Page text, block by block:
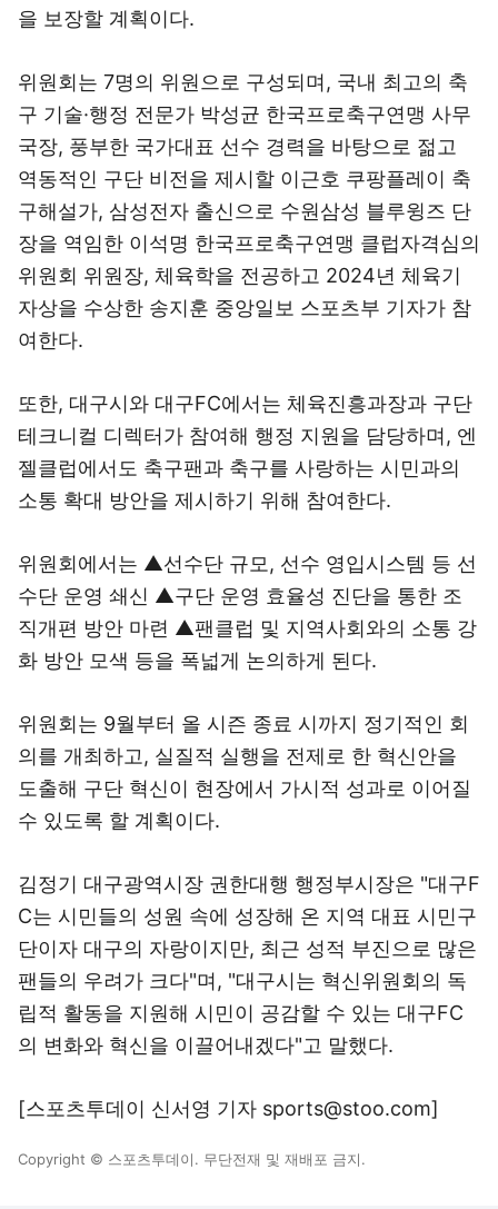
을 보장할 계획이다.
위원회는 7명의 위원으로 구성되며, 국내 최고의 축
구 기술·행정 전문가 박성균 한국프로축구연맹 사무
국장, 풍부한 국가대표 선수 경력을 바탕으로 젊고
역동적인 구단 비전을 제시할 이근호 쿠팡플레이 축
구해설가, 삼성전자 출신으로 수원삼성 블루윙즈 단
장을 역임한 이석명 한국프로축구연맹 클럽자격심의
위원회 위원장, 체육학을 전공하고 2024년 체육기
자상을 수상한 송지훈 중앙일보 스포츠부 기자가 참
여한다.
또한, 대구시와 대구FC에서는 체육진흥과장과 구단
테크니컬 디렉터가 참여해 행정 지원을 담당하며, 엔
젤클럽에서도 축구팬과 축구를 사랑하는 시민과의
소통 확대 방안을 제시하기 위해 참여한다.
위원회에서는 ▲선수단 규모, 선수 영입시스템 등 선
수단 운영 쇄신 ▲구단 운영 효율성 진단을 통한 조
직개편 방안 마련 ▲팬클럽 및 지역사회와의 소통 강
화 방안 모색 등을 폭넓게 논의하게 된다.
위원회는 9월부터 올 시즌 종료 시까지 정기적인 회
의를 개최하고, 실질적 실행을 전제로 한 혁신안을
도출해 구단 혁신이 현장에서 가시적 성과로 이어질
수 있도록 할 계획이다.
김정기 대구광역시장 권한대행 행정부시장은 "대구F
C는 시민들의 성원 속에 성장해 온 지역 대표 시민구
단이자 대구의 자랑이지만, 최근 성적 부진으로 많은
팬들의 우려가 크다"며, "대구시는 혁신위원회의 독
립적 활동을 지원해 시민이 공감할 수 있는 대구FC
의 변화와 혁신을 이끌어내겠다"고 말했다.
[스포츠투데이 신서영 기자 sports@stoo.com]
Copyright © 스포츠투데이. 무단전재 및 재배포 금지.